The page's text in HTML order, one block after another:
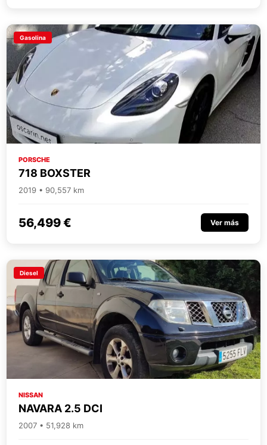
Gasolina
PORSCHE
718 BOXSTER
2019 • 90,557 km
56,499 € Ver más
Diesel
NISSAN
NAVARA 2.5 DCI
2007 • 51,928 km